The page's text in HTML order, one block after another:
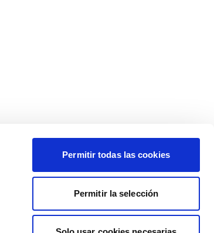
Permitir todas las cookies
Permitir la selección